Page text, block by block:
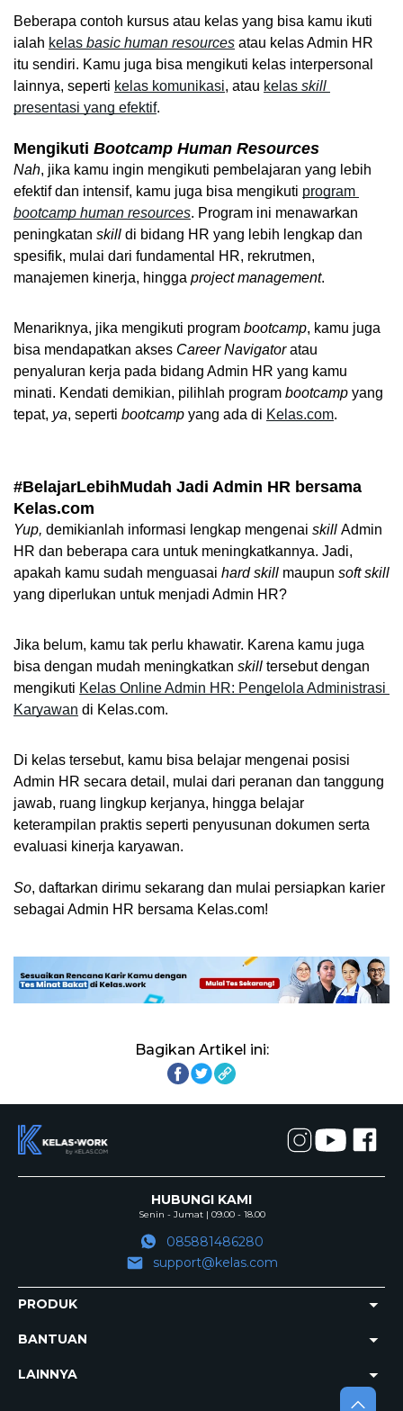
Beberapa contoh kursus atau kelas yang bisa kamu ikuti
ialah kelas basic human resources atau kelas Admin HR
itu sendiri. Kamu juga bisa mengikuti kelas interpersonal
lainnya, seperti kelas komunikasi, atau kelas skill
presentasi yang efektif.
Mengikuti Bootcamp Human Resources
Nah, jika kamu ingin mengikuti pembelajaran yang lebih
efektif dan intensif, kamu juga bisa mengikuti
bootcamp human resources. Program ini menawarkan
peningkatan skill di bidang HR yang lebih lengkap dan
spesifik, mulai dari fundamental HR, rekrutmen,
manajemen kinerja, hingga project management.
Menariknya, jika mengikuti program bootcamp, kamu juga
bisa mendapatkan akses Career Navigator atau
penyaluran kerja pada bidang Admin HR yang kamu
minati. Kendati demikian, pilihlah program bootcamp yang
tepat, ya, seperti bootcamp yang ada di Kelas.com.
#BelajarLebihMudah Jadi Admin HR bersama
Kelas.com
Yup, demikianlah informasi lengkap mengenai skill Admin
HR dan beberapa cara untuk meningkatkannya. Jadi,
apakah kamu sudah menguasai hard skill maupun soft skill
yang diperlukan untuk menjadi Admin HR?
Jika belum, kamu tak perlu khawatir. Karena kamu juga
bisa dengan mudah meningkatkan skill tersebut dengan
mengikuti Kelas Online Admin HR: Pengelola Administrasi
Karyawan di Kelas.com.
Di kelas tersebut, kamu bisa belajar mengenai posisi
Admin HR secara detail, mulai dari peranan dan tanggung
jawab, ruang lingkup kerjanya, hingga belajar
keterampilan praktis seperti penyusunan dokumen serta
evaluasi kinerja karyawan.
So, daftarkan dirimu sekarang dan mulai persiapkan karier
sebagai Admin HR bersama Kelas.com!
Bagikan Artikel ini:
HUBUNGI KAMI
Senin - Jumat | 09.00 - 18.00
085881486280
support@kelas.com
PRODUK
BANTUAN
LAINNYA